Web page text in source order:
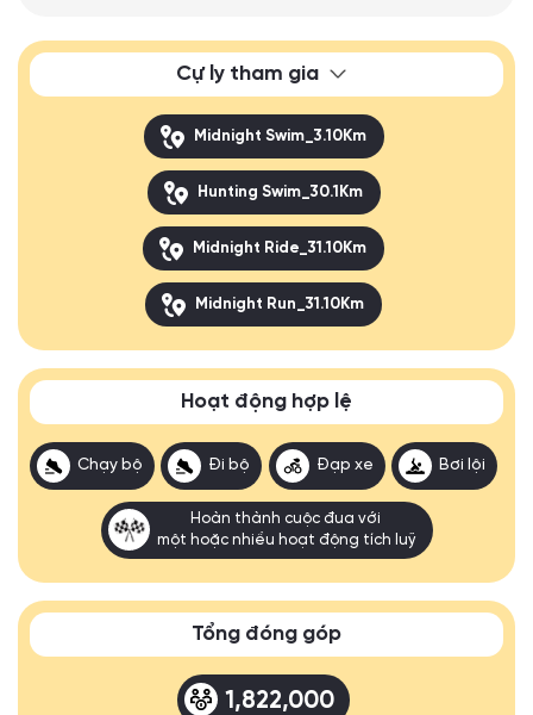
Cự ly tham gia
Midnight Swim_3.10Km
Hunting Swim_30.1Km
Midnight Ride_31.10Km
Midnight Run_31.10Km
Hoạt động hợp lệ
Chạy bộ Đi bộ Đạp xe Bơi lội
Hoàn thành cuộc đua với
một hoặc nhiều hoạt động tích luỹ
Tổng đóng góp
1,822,000